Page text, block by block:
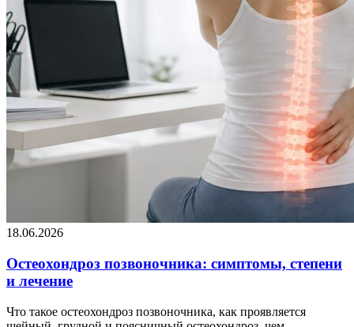
18.06.2026
Остеохондроз позвоночника: симптомы, степени
и лечение
Что такое остеохондроз позвоночника, как проявляется